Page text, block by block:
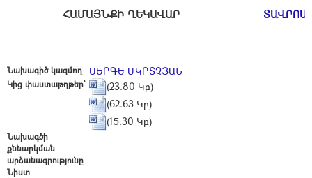
ՀԱՄԱՅՆՔԻ ՂԵԿԱՎԱՐ ՏԱՎՐՈՍ
Նախագիծ կազմող ՍԵՐԳԵ ՄԿՐՏՉՅԱՆ
Կից փաստաթղթեր՝
(23.80 Կբ)
(62.63 Կբ)
(15.30 Կբ)
Նախագծի
քննարկման
արձանագրությունը
Նիստ